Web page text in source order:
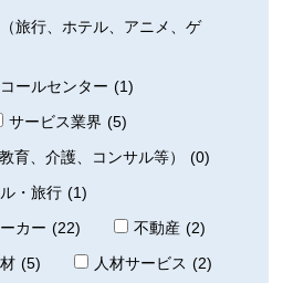
旅行、ホテル、アニメ、ゲ
コールセンター (1)
サービス業界 (5)
育、介護、コンサル等）
(0)
・旅行 (1)
ーカー (22) 不動産 (2)
(5) 人材サービス (2)